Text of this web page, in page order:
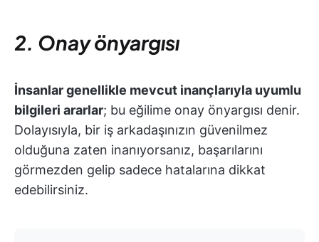
2. Onay önyargısı
İnsanlar genellikle mevcut inançlarıyla uyumlu
bilgileri ararlar; bu eğilime onay önyargısı denir.
Dolayısıyla, bir iş arkadaşınızın güvenilmez
olduğuna zaten inanıyorsanız, başarılarını
görmezden gelip sadece hatalarına dikkat
edebilirsiniz.